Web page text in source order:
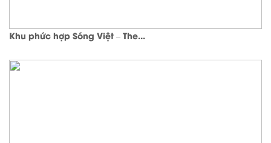
Khu phức hợp Sóng Việt – The...